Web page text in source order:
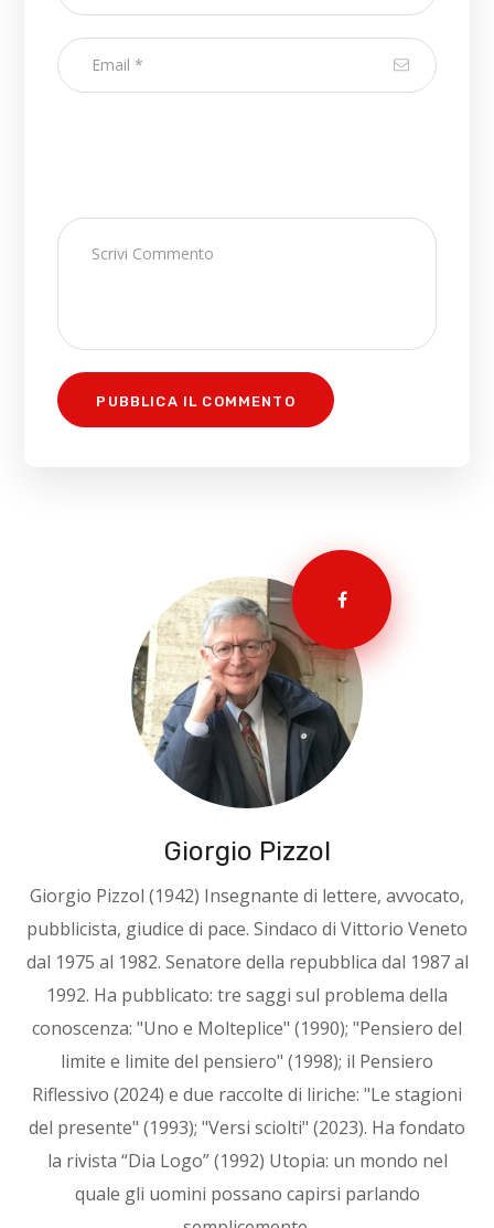
Giorgio Pizzol
Giorgio Pizzol (1942) Insegnante di lettere, avvocato,
pubblicista, giudice di pace. Sindaco di Vittorio Veneto
dal 1975 al 1982. Senatore della repubblica dal 1987 al
1992. Ha pubblicato: tre saggi sul problema della
conoscenza: "Uno e Molteplice" (1990); "Pensiero del
limite e limite del pensiero" (1998); il Pensiero
Riflessivo (2024) e due raccolte di liriche: "Le stagioni
del presente" (1993); "Versi sciolti" (2023). Ha fondato
la rivista “Dia Logo” (1992) Utopia: un mondo nel
quale gli uomini possano capirsi parlando